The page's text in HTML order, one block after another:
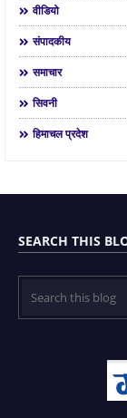
वीडियो
संपादकीय
समाचार
सिवनी
हिमाचल प्रदेश
SEARCH THIS